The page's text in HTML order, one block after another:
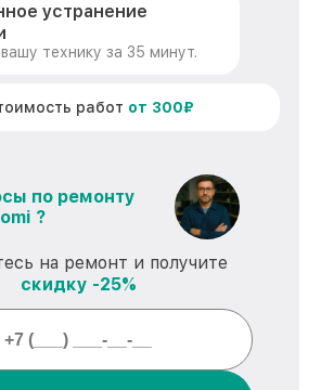
устранение
технику за 35 минут.
работ от 300₽
по ремонту
?
на ремонт и получите
скидку -25%